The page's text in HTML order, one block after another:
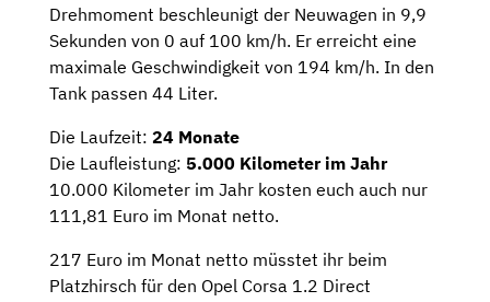
Drehmoment beschleunigt der Neuwagen in 9,9
Sekunden von 0 auf 100 km/h. Er erreicht eine
maximale Geschwindigkeit von 194 km/h. In den
Tank passen 44 Liter.
Die Laufzeit: 24 Monate
Die Laufleistung: 5.000 Kilometer im Jahr
10.000 Kilometer im Jahr kosten euch auch nur
111,81 Euro im Monat netto.
217 Euro im Monat netto müsstet ihr beim
Platzhirsch für den Opel Corsa 1.2 Direct